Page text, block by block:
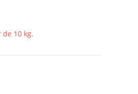
10 kg.